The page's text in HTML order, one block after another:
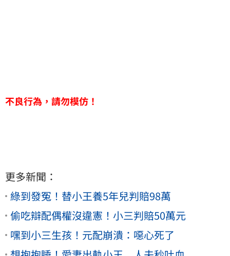
不良行為，請勿模仿！
更多新聞：
綠到發冤！替小王養5年兒判賠98萬
偷吃辯配偶權沒違憲！小三判賠50萬元
嘿到小三生孩！元配崩潰：噁心死了